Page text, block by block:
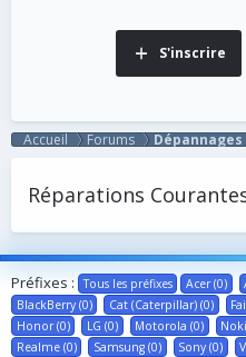
S'inscrire
Accueil Forums
Réparations
Préfixes : Tous les préfixes Acer (0)
BlackBerry (0)
Cat (Caterpillar) (0)
Honor (0)
LG (0) Motorola (0)
Realme (0)
Samsung (0) Sony (0)